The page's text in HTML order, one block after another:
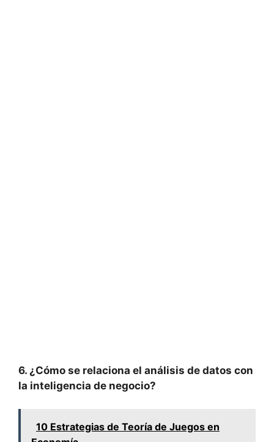
6. ¿Cómo se relaciona el análisis de datos con
la inteligencia de negocio?
10 Estrategias de Teoría de Juegos en